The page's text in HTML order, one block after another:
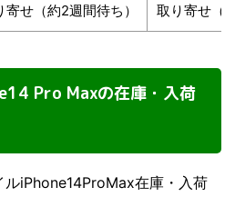
寄せ（約2週間待ち） 取り寄せ（
Pro Maxの在庫・入荷
iPhone14ProMax在庫・入荷